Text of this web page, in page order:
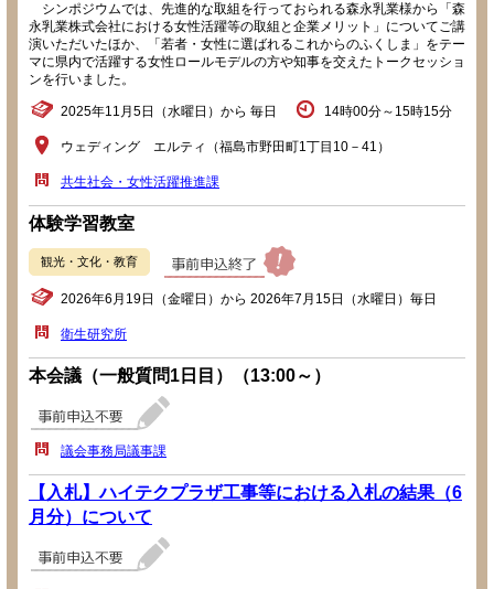
シンポジウムでは、先進的な取組を行っておられる森永乳業様から「森
永乳業株式会社における女性活躍等の取組と企業メリット」についてご講
演いただいたほか、「若者・女性に選ばれるこれからのふくしま」をテー
マに県内で活躍する女性ロールモデルの方や知事を交えたトークセッショ
ンを行いました。
2025年11月5日（水曜日）から 毎日 14時00分～15時15分
ウェディング エルティ（福島市野田町1丁目10－41）
共生社会・女性活躍推進課
体験学習教室
観光・文化・教育
2026年6月19日（金曜日）から 2026年7月15日（水曜日）毎日
衛生研究所
本会議（一般質問1日目）（13:00～）
議会事務局議事課
【入札】ハイテクプラザ工事等における入札の結果（6
月分）について